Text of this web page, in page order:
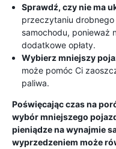
Sprawdź, czy nie ma
przeczytaniu
samochodu, ponieważ
dodatkowe opłaty.
Wybierz mniejszy
może pomóc Ci
paliwa.
Poświęcając czas na
wybór mniejszego
pieniądze na wynajmie
wyprzedzeniem może